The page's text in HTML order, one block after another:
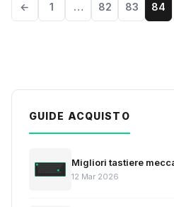
← 1 … 82 83 84
GUIDE ACQUISTO
Migliori tastiere
12 Mar 2026